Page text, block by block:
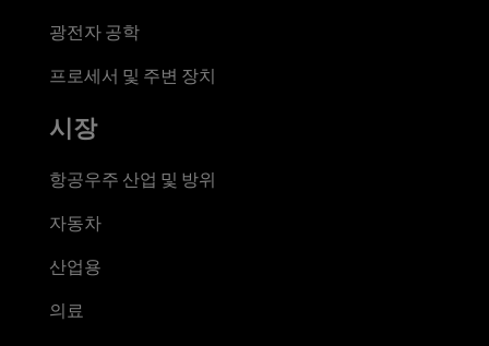
광전자 공학
프로세서 및 주변 장치
시장
항공우주 산업 및 방위
자동차
산업용
의료